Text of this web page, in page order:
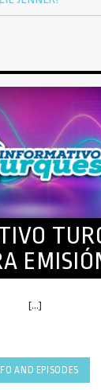
[...]
AND EPISODES